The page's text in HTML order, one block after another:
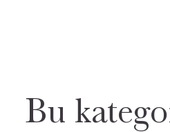
Bu